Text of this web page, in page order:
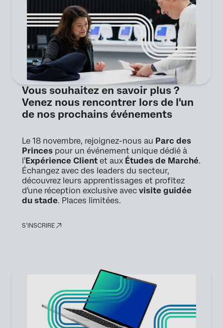
Vous souhaitez en savoir plus ?
Venez nous rencontrer lors de l'un
de nos prochains événements
Le 18 novembre, rejoignez-nous au Parc des
Princes pour un événement unique dédié à
l'Expérience Client et aux Études de Marché.
Échangez avec des leaders du secteur,
découvrez leurs apprentissages et profitez
d'une réception exclusive avec visite guidée
du stade. Places limitées.
S’INSCRIRE